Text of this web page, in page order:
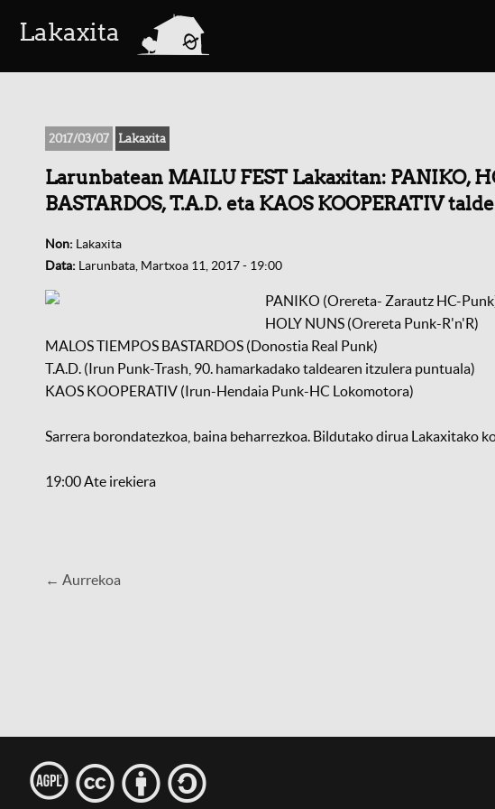
Lakaxita
2017/03/07 Lakaxita
Larunbatean MAILU FEST Lakaxitan: PANIKO,
BASTARDOS, T.A.D. eta KAOS KOOPERATIV
Non: Lakaxita
Data: Larunbata, Martxoa 11, 2017 - 19:00
PANIKO (Orereta- Zarautz HC-
HOLY NUNS (Orereta Punk-R'n'R)
MALOS TIEMPOS BASTARDOS (Donostia Real Punk)
T.A.D. (Irun Punk-Trash, 90. hamarkadako taldearen itzulera puntuala)
KAOS KOOPERATIV (Irun-Hendaia Punk-HC Lokomotora)
Sarrera borondatezkoa, baina beharrezkoa. Bildutako dirua Lakaxitako
19:00 Ate irekiera
← Aurrekoa
lcbs